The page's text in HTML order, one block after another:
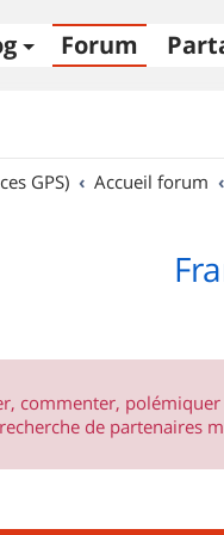
Forum
GPS)
Accueil forum
commenter,
de partenaires